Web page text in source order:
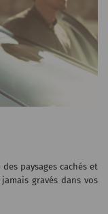
paysages cachés et
gravés dans vos